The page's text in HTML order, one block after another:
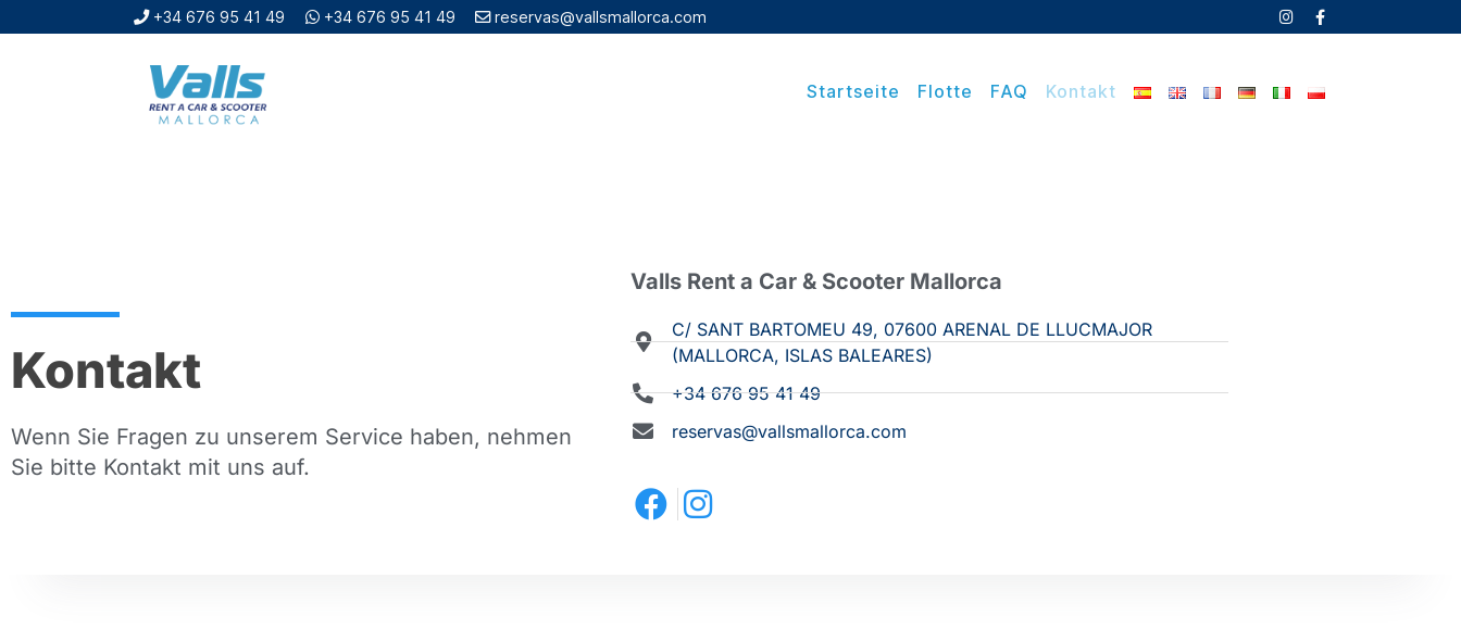
+34 676 95 41 49 +34 676 95 41 49 reservas@vallsmallorca.com
Startseite Flotte FAQ Kontakt
Kontakt
Wenn Sie Fragen zu unserem Service haben, nehmen
Sie bitte Kontakt mit uns auf.
Valls Rent a Car & Scooter Mallorca​
C/ SANT BARTOMEU 49, 07600 ARENAL DE LLUCMAJOR
(MALLORCA, ISLAS BALEARES)
+34 676 95 41 49
reservas@vallsmallorca.com